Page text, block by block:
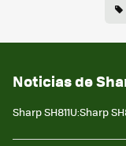
Noticias de
Sharp SH811U:Sharp